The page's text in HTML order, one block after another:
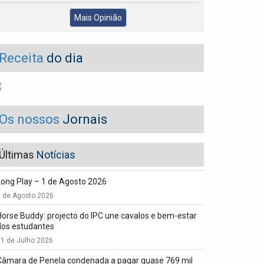
Mais Opinião
do dia
nossos Jornais
Notícias
Play – 1 de Agosto 2026
de Agosto 2026
Buddy: projecto do IPC une cavalos e bem-estar
estudantes
de Julho 2026
de Penela condenada a pagar quase 769 mil